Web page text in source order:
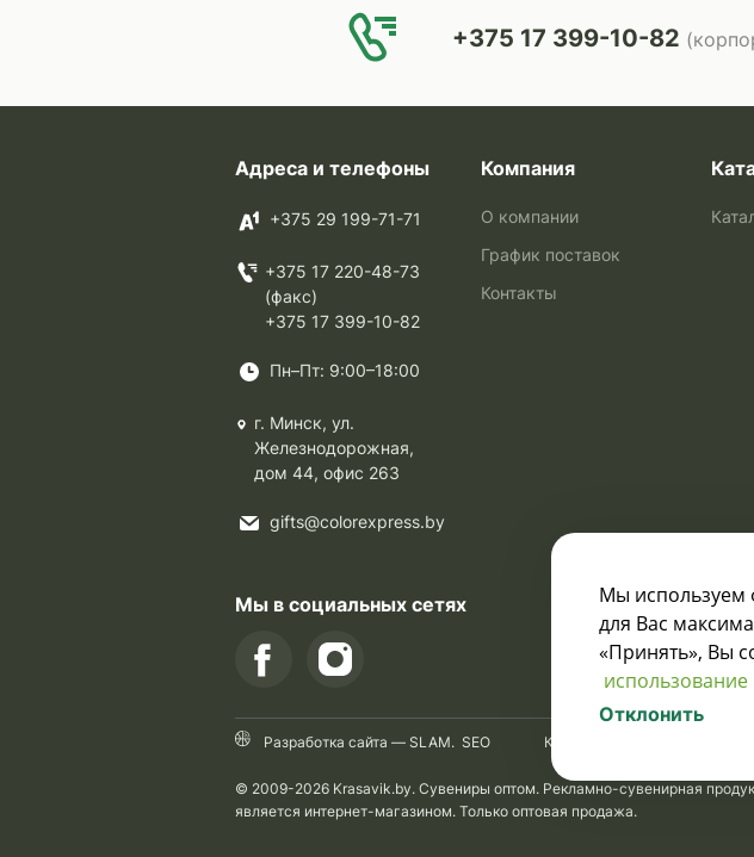
+375 17 399-10-82
Адреса и телефоны
+375 29 199-71-71
+375 17 220-48-73
(факс)
+375 17 399-10-82
Пн–Пт: 9:00–18:00
г. Минск, ул.
Железнодорожная,
дом 44, офис 263
gifts@colorexpress.by
Компания
О компании
График поставок
Контакты
Узнавайте
и акциях:
Мы в социальных сетях
Карта сайта
© 2009-2026 Krasavik.by. Сувениры оптом. Рекламно-сувенирная
является интернет-магазином. Только оптовая продажа.
Разработка сайта — SLAM. SEO
Мы используем
для Вас
«Принять», Вы
Отклонить